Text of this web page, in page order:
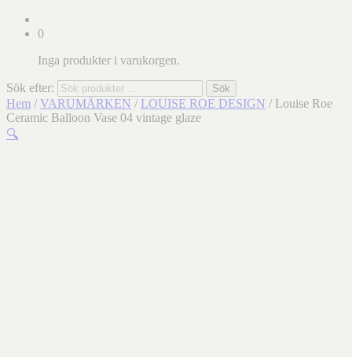
0
Inga produkter i varukorgen.
Sök efter: Sök
Hem / VARUMÄRKEN / LOUISE ROE DESIGN / Louise Roe
Ceramic Balloon Vase 04 vintage glaze
🔍